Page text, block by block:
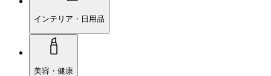
インテリア・日用品
美容・健康